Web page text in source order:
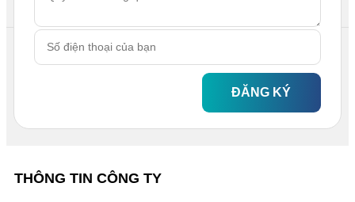
ĐĂNG KÝ
THÔNG TIN CÔNG TY